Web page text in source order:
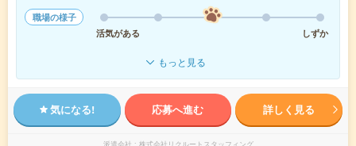
職場の様子
活気がある
しずか
もっと見る
気になる! 応募へ進む 詳しく見る